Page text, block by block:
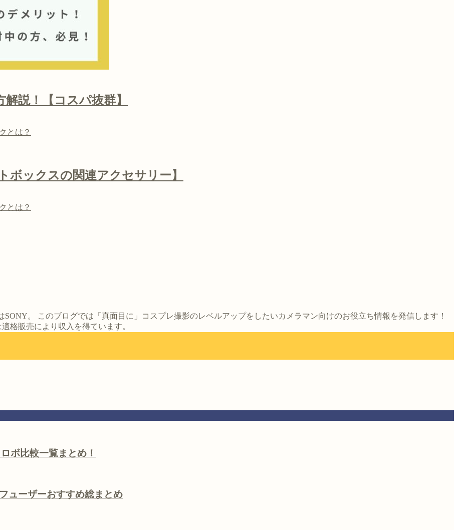
説！【コスパ抜群】
とは？
ボックスの関連アクセサリー】
とは？
。 このブログでは「真面目に」コスプレ撮影のレベルアップをしたいカメラマン向けのお役立ち情報を発信します！
格販売により収入を得ています。
ボ比較一覧まとめ！
ューザーおすすめ総まとめ